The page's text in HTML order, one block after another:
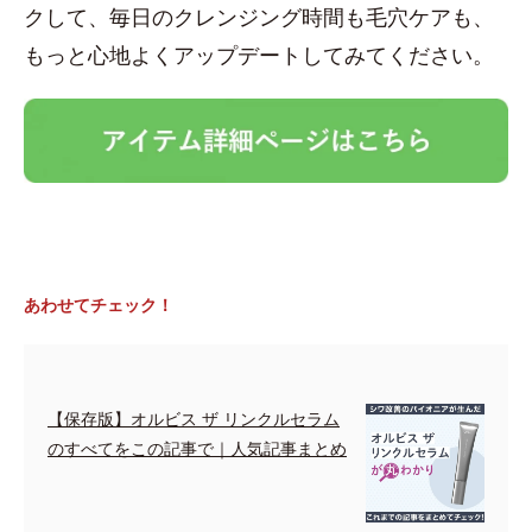
クして、毎日のクレンジング時間も毛穴ケアも、
もっと心地よくアップデートしてみてください。
あわせてチェック！
【保存版】オルビス ザ リンクルセラム
のすべてをこの記事で｜人気記事まとめ